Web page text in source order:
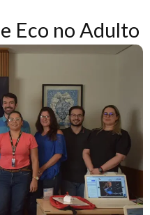
Eco no Adulto